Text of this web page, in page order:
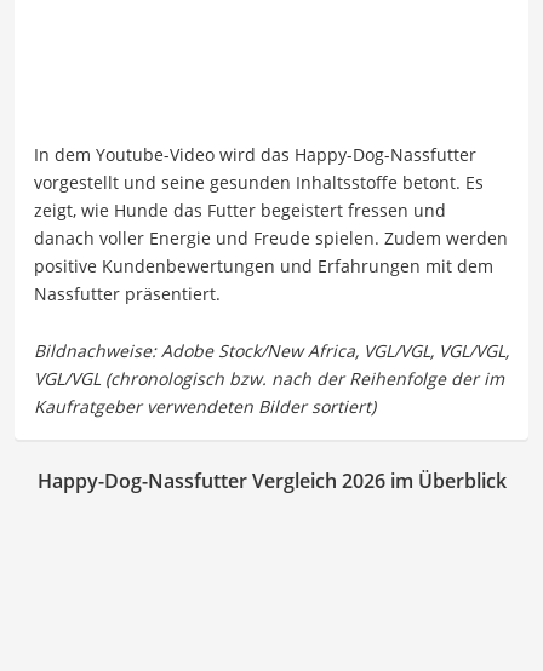
In dem Youtube-Video wird das Happy-Dog-Nassfutter
vorgestellt und seine gesunden Inhaltsstoffe betont. Es
zeigt, wie Hunde das Futter begeistert fressen und
danach voller Energie und Freude spielen. Zudem werden
positive Kundenbewertungen und Erfahrungen mit dem
Nassfutter präsentiert.
Happy-Dog-Nassfutter Vergleich 2026 im Überblick